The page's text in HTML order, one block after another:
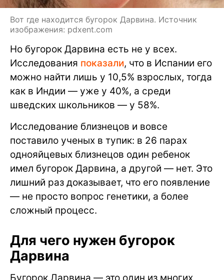
Вот где находится бугорок Дарвина. Источник
изображения: pdxent.com
Но бугорок Дарвина есть не у всех.
Исследования показали, что в Испании его
можно найти лишь у 10,5% взрослых, тогда
как в Индии — уже у 40%, а среди
шведских школьников — у 58%.
Исследование близнецов и вовсе
поставило ученых в тупик: в 26 парах
однояйцевых близнецов один ребенок
имел бугорок Дарвина, а другой — нет. Это
лишний раз доказывает, что его появление
— не просто вопрос генетики, а более
сложный процесс.
Для чего нужен бугорок
Дарвина
Бугорок Дарвина — это один из многих